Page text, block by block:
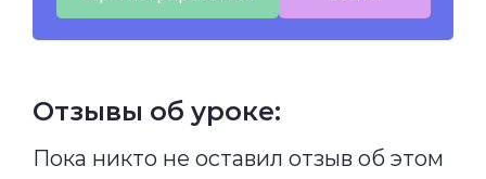
Отзывы об уроке:
Пока никто не оставил отзыв об этом